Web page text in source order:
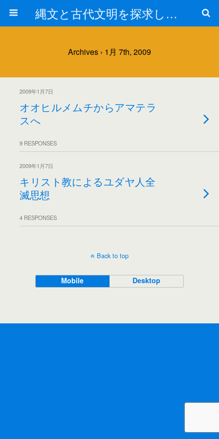
縄文と古代文明を探求しよう！
Archives › 1月 7th, 2009
2009年1月7日
オオヒルメムチからアマテラ
スへ
9 RESPONSES
2009年1月7日
キリスト教によるユダヤ人全
滅思想
4 RESPONSES
Back to top
Mobile Desktop